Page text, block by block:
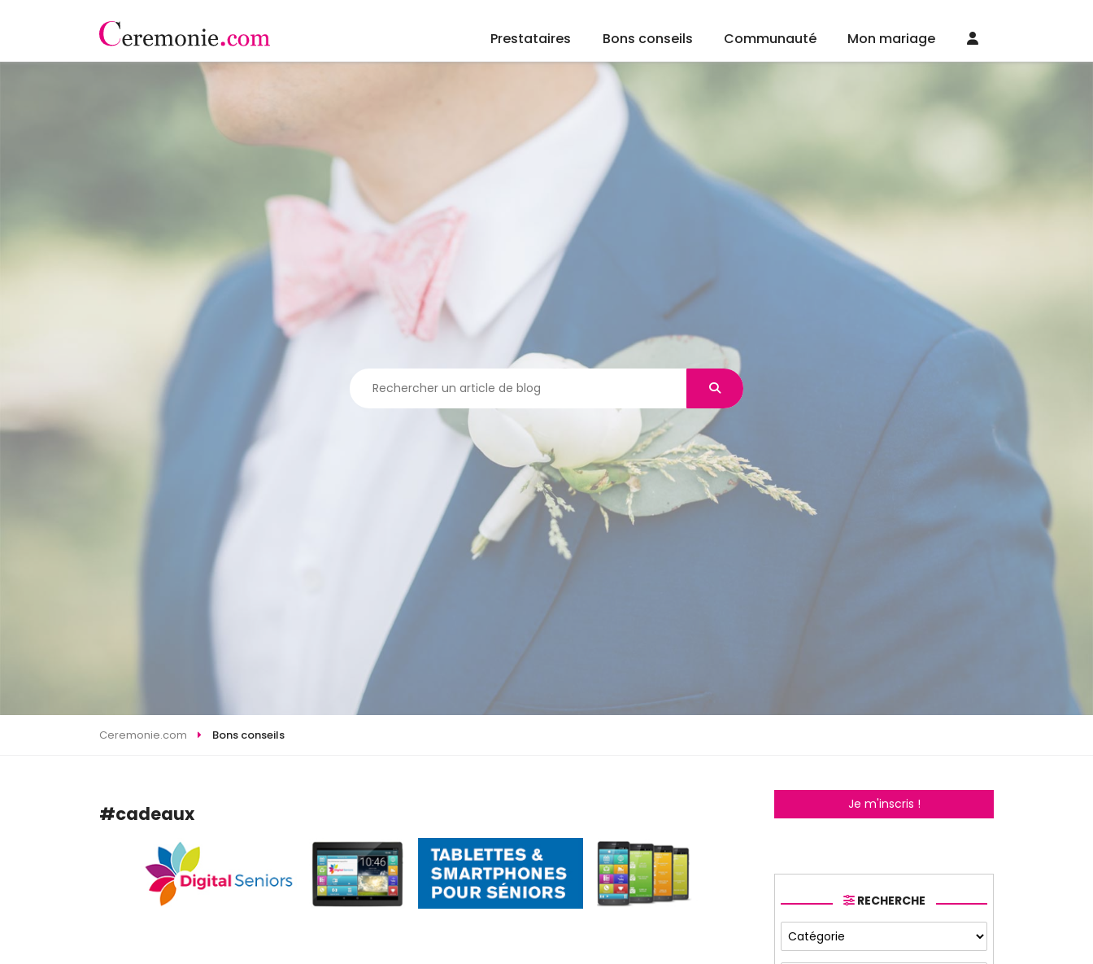
Prestataires Bons conseils Communauté Mon mariage
Ceremonie.com Bons conseils
#cadeaux Je m'inscris !
RECHERCHE